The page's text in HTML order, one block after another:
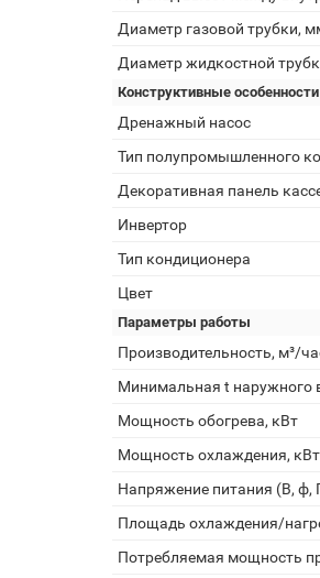
Диаметр газовой трубки,
Диаметр жидкостной
Конструктивные особенности
Дренажный насос
Тип полупромышленного
Декоративная панель
Инвертор
Тип кондиционера
Цвет
Параметры работы
Производительность, м³/
Минимальная t наружного
Мощность обогрева, кВт
Мощность охлаждения, кВт
Напряжение питания (В, ф,
Площадь охлаждения/
Потребляемая мощность